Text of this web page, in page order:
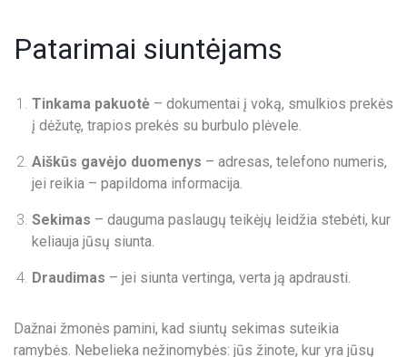
Patarimai siuntėjams
Tinkama pakuotė – dokumentai į voką, smulkios prekės
į dėžutę, trapios prekės su burbulo plėvele.
Aiškūs gavėjo duomenys – adresas, telefono numeris,
jei reikia – papildoma informacija.
Sekimas – dauguma paslaugų teikėjų leidžia stebėti, kur
keliauja jūsų siunta.
Draudimas – jei siunta vertinga, verta ją apdrausti.
Dažnai žmonės pamini, kad siuntų sekimas suteikia
ramybės. Nebelieka nežinomybės: jūs žinote, kur yra jūsų